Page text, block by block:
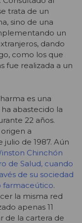
trata de un
sino de una
un
dando
como los que
fue realizada a un
es una
abastecido la
22 años.
a
de 1987. Aún
Chinchón
de Salud, cuando
de su sociedad
farmaceútico.
la misma red
apenas 11
de la cartera de